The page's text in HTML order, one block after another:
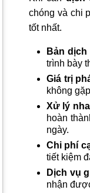
chóng và chi
tốt nhất.
Bản
trình bày
Giá trị
không
Xử lý
hoàn
ngày.
Chi phí
tiết kiệm
Dịch vụ
nhận